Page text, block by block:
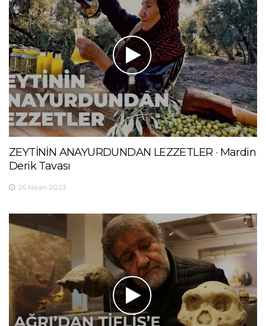
ZEYTİNİN ANAYURDUNDAN LEZZETLER · Mardin
Derik Tavası
26 Nisan 2023